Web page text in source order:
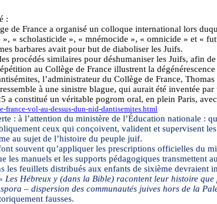
:
de France a organisé un colloque international lors
», « scholasticide », « mnémocide », « omnicide » et «
barbares avait pour but de diaboliser les Juifs.
procédés similaires pour déshumaniser les Juifs, afin
au Collège de France illustrent la
l’administrateur du Collège de France,
à une sinistre blague, qui aurait été inventée
a constitué un véritable pogrom oral, en plein Paris,
vol-au-dessus-dun-nid-dantisemites.html
: à l’attention du ministère de l’Éducation nationale :
ceux qui conçoivent, valident et supervisent
au sujet de l’histoire du peuple juif.
souvent qu’appliquer les prescriptions officielles du
les manuels et les supports pédagogiques transmettent
les feuillets distribués aux enfants de sixième devraient
Les Hébreux y (dans la Bible) racontent leur histoire
– dispersion des communautés juives hors de la
fausses.